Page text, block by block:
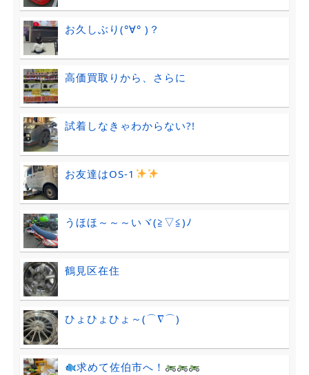
お久しぶり(°∀° )？
高価買取りから、さらに
試着しなきゃわからない?!
お友達はOS-1
うほほ～～～いヾ(≧▽≦)ﾉ
鶴見区在住
ひょひょひょ～(⌒∇⌒)
求めて佐伯市へ！